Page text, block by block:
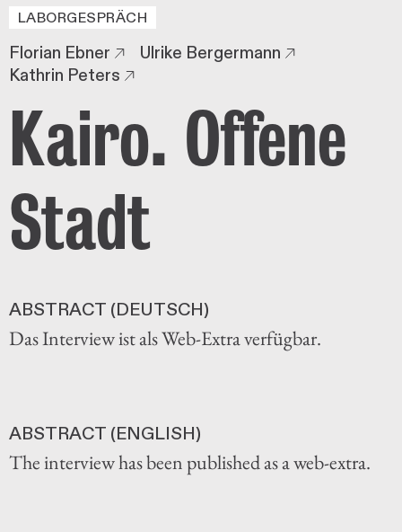
LABORGESPRÄCH
Florian Ebner
Ulrike Bergermann
Kathrin Peters
Kairo. Offene
Stadt
ABSTRACT (DEUTSCH)
Das Interview ist als Web-Extra verfügbar.
ABSTRACT (ENGLISH)
The interview has been published as a web-extra.